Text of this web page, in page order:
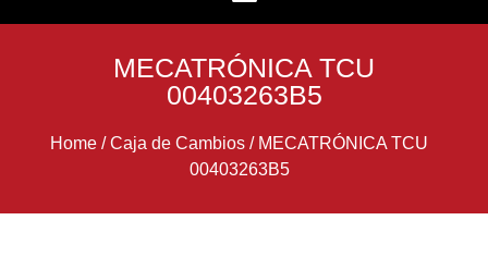
MECATRÓNICA TCU
00403263B5
Home /Caja de Cambios / MECATRÓNICA TCU
00403263B5